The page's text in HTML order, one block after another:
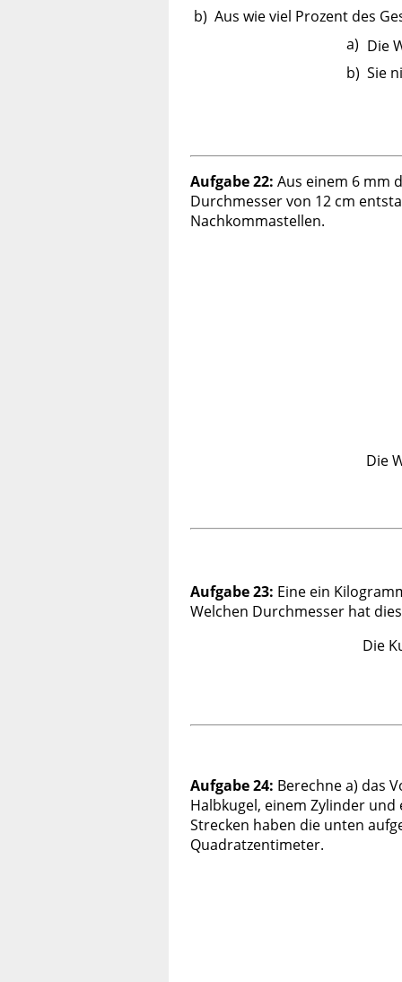
b) Aus wie viel Prozent des
a) Die
b) Sie
Aufgabe 22: Aus einem 6 mm
Durchmesser von 12 cm
Nachkommastellen.
Die
Aufgabe 23: Eine ein
Welchen Durchmesser hat
Die
Aufgabe 24: Berechne a) das
Halbkugel, einem Zylinder
Strecken haben die unten
Quadratzentimeter.